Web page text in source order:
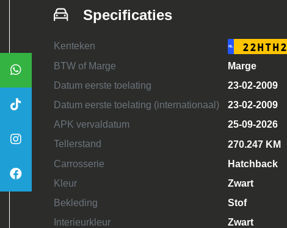
Specificaties
Kenteken NL 22HTH2
BTW of Marge
Marge
Datum eerste toelating
23-02-2009
Datum eerste toelating (internationaal)
23-02-2009
APK vervaldatum
25-09-2026
Tellerstand
270.247 KM
Carrosserie
Hatchback
Kleur
Zwart
Bekleding
Stof
Interieurkleur
Zwart